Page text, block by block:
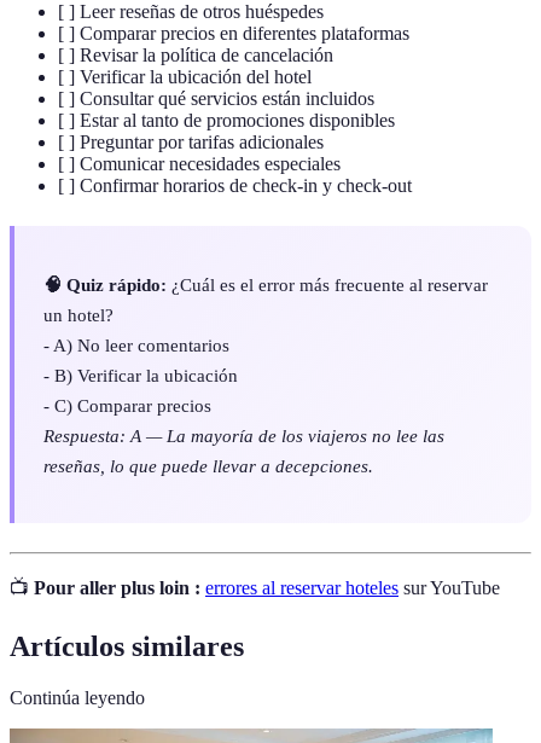
[ ] Leer reseñas de otros huéspedes
[ ] Comparar precios en diferentes plataformas
[ ] Revisar la política de cancelación
[ ] Verificar la ubicación del hotel
[ ] Consultar qué servicios están incluidos
[ ] Estar al tanto de promociones disponibles
[ ] Preguntar por tarifas adicionales
[ ] Comunicar necesidades especiales
[ ] Confirmar horarios de check-in y check-out
🧠 Quiz rápido: ¿Cuál es el error más frecuente al reservar
un hotel?
- A) No leer comentarios
- B) Verificar la ubicación
- C) Comparar precios
Respuesta: A — La mayoría de los viajeros no lee las
reseñas, lo que puede llevar a decepciones.
📺 Pour aller plus loin : errores al reservar hoteles sur YouTube
Artículos similares
Continúa leyendo